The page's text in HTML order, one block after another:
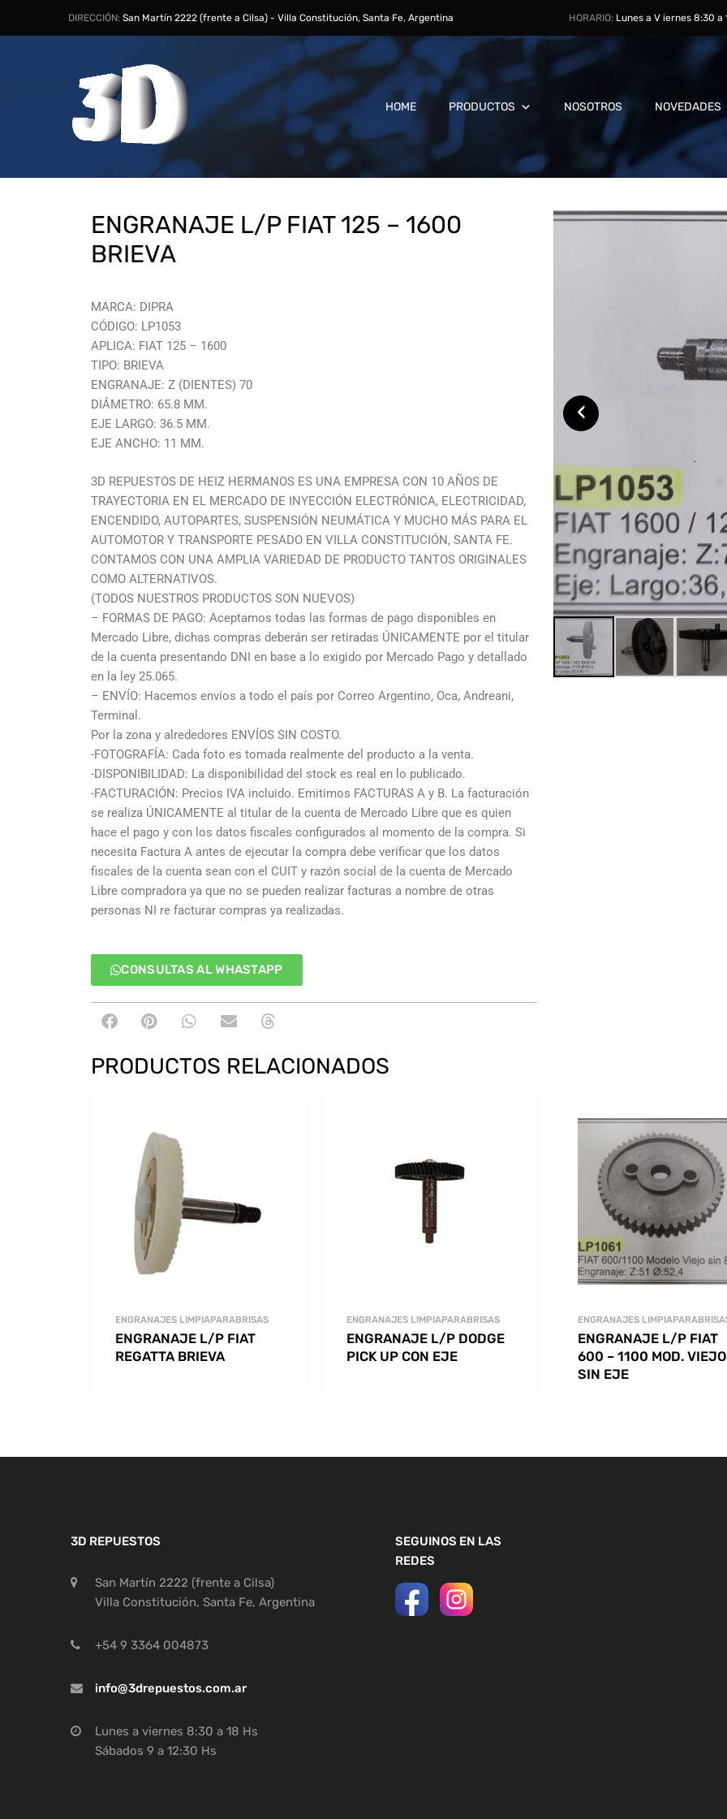
DIRECCIÓN: San Martín 2222 (frente a Cilsa) - Villa Constitución, Santa Fe, Argentina HORARIO: Lunes a V iernes 8:30 a
HOME PRODUCTOS NOSOTROS NOVEDADES
ENGRANAJE L/P FIAT 125 – 1600
BRIEVA
MARCA: DIPRA
CÓDIGO: LP1053
APLICA: FIAT 125 – 1600
TIPO: BRIEVA
ENGRANAJE: Z (DIENTES) 70
DIÁMETRO: 65.8 MM.
EJE LARGO: 36.5 MM.
EJE ANCHO: 11 MM.
3D REPUESTOS DE HEIZ HERMANOS ES UNA EMPRESA CON 10 AÑOS DE
TRAYECTORIA EN EL MERCADO DE INYECCIÓN ELECTRÓNICA, ELECTRICIDAD,
ENCENDIDO, AUTOPARTES, SUSPENSIÓN NEUMÁTICA Y MUCHO MÁS PARA EL
AUTOMOTOR Y TRANSPORTE PESADO EN VILLA CONSTITUCIÓN, SANTA FE.
CONTAMOS CON UNA AMPLIA VARIEDAD DE PRODUCTO TANTOS ORIGINALES
COMO ALTERNATIVOS.
(TODOS NUESTROS PRODUCTOS SON NUEVOS)
– FORMAS DE PAGO: Aceptamos todas las formas de pago disponibles en
Mercado Libre, dichas compras deberán ser retiradas ÚNICAMENTE por el titular
de la cuenta presentando DNI en base a lo exigido por Mercado Pago y detallado
en la ley 25.065.
– ENVÍO: Hacemos envíos a todo el país por Correo Argentino, Oca, Andreani,
Terminal.
Por la zona y alrededores ENVÍOS SIN COSTO.
-FOTOGRAFÍA: Cada foto es tomada realmente del producto a la venta.
-DISPONIBILIDAD: La disponibilidad del stock es real en lo publicado.
-FACTURACIÓN: Precios IVA incluido. Emitimos FACTURAS A y B. La facturación
se realiza ÚNICAMENTE al titular de la cuenta de Mercado Libre que es quien
hace el pago y con los datos fiscales configurados al momento de la compra. Si
necesita Factura A antes de ejecutar la compra debe verificar que los datos
fiscales de la cuenta sean con el CUIT y razón social de la cuenta de Mercado
Libre compradora ya que no se pueden realizar facturas a nombre de otras
personas NI re facturar compras ya realizadas.
CONSULTAS AL WHASTAPP
‹
PRODUCTOS RELACIONADOS
ENGRANAJES LIMPIAPARABRISAS
ENGRANAJE L/P FIAT
REGATTA BRIEVA
ENGRANAJES LIMPIAPARABRISAS
ENGRANAJE L/P DODGE
PICK UP CON EJE
ENGRANAJES
ENGRANAJE L/P FIAT
600 – 1100 MOD. VIEJO
SIN EJE
3D REPUESTOS
San Martín 2222 (frente a Cilsa)
Villa Constitución, Santa Fe, Argentina
+54 9 3364 004873
info@3drepuestos.com.ar
Lunes a viernes 8:30 a 18 Hs
Sábados 9 a 12:30 Hs
SEGUINOS EN LAS
REDES